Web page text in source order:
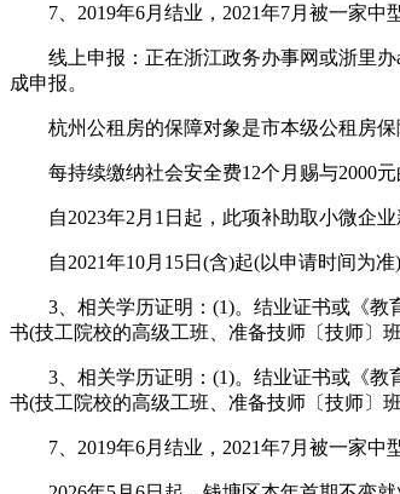
7、2019年6月结业，2021年7月被一家中
线上申报：正在浙江政务办事网或浙里办
成申报。
杭州公租房的保障对象是市本级公租房保
每持续缴纳社会安全费12个月赐与2000元
自2023年2月1日起，此项补助取小微企业
自2021年10月15日(含)起(以申请时间为准)
3、相关学历证明：(1)。结业证书或《教育
书(技工院校的高级工班、准备技师〔技师〕
3、相关学历证明：(1)。结业证书或《教育
书(技工院校的高级工班、准备技师〔技师〕
7、2019年6月结业，2021年7月被一家中